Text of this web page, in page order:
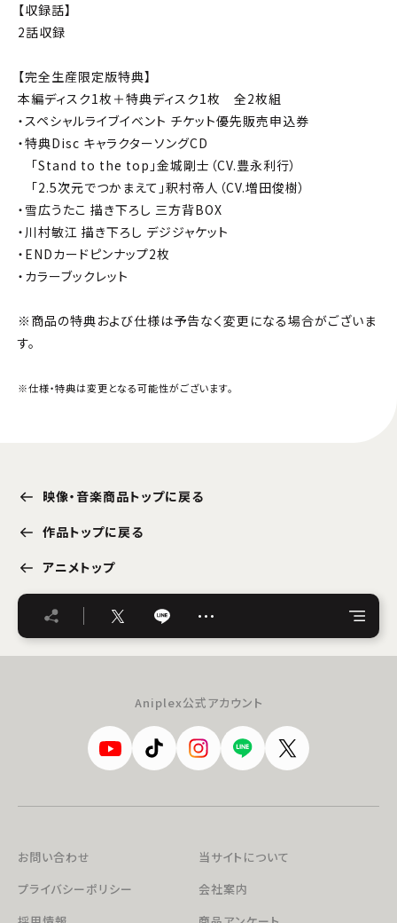
【収録話】
2話収録
【完全生産限定版特典】
本編ディスク1枚＋特典ディスク1枚 全2枚組
・スペシャルライブイベント チケット優先販売申込券
・特典Disc キャラクターソングCD
「Stand to the top」金城剛士（CV.豊永利行）
「2.5次元でつかまえて」釈村帝人（CV.増田俊樹）
・雪広うたこ 描き下ろし 三方背BOX
・川村敏江 描き下ろし デジジャケット
・ENDカードピンナップ2枚
・カラーブックレット
※商品の特典および仕様は予告なく変更になる場合がございま
す。
※仕様・特典は変更となる可能性がございます。
映像・音楽商品トップに戻る
作品トップに戻る
アニメトップ
…
Aniplex公式アカウント
お問い合わせ
当サイトについて
プライバシーポリシー
会社案内